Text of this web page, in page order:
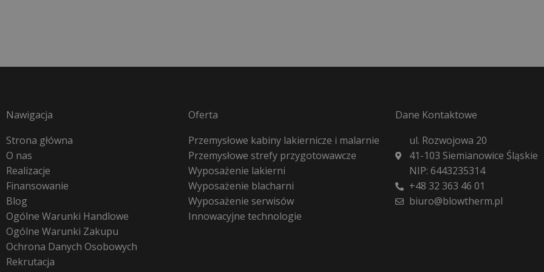
Nawigacja
Strona główna
O nas
Realizacje
Finansowanie
Blog
Ogólne Warunki Handlowe
Ogólne Warunki Zakupu
Ochrona Danych Osobowych
Rekrutacja
Oferta
Przemysłowe kabiny lakiernicze i malarnie
Przemysłowe strefy przygotowawcze
Wyposażenie lakierni
Wyposażenie blacharni
Wyposażenie serwisów
Innowacyjne technologie
Dane Kontaktowe
ul. Rozwojowa 20
41-103 Siemianowice Śląskie
NIP: 6443235314
+48 32 363 46 01
biuro@blowtherm.pl